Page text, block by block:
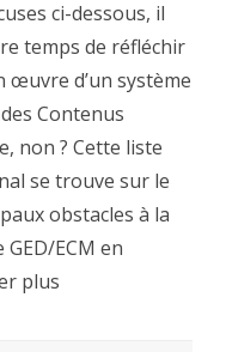
ci-dessous, il
temps de réfléchir
œuvre d’un système
Contenus
non ? Cette liste
se trouve sur le
obstacles à la
ECM en
plus